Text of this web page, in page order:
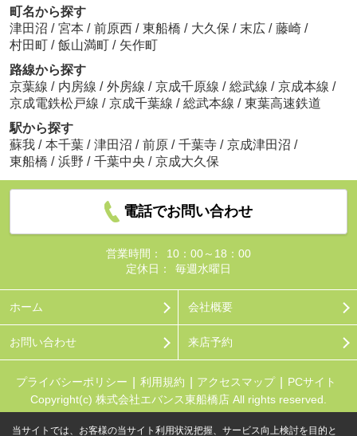
町名から探す
津田沼 / 宮本 / 前原西 / 東船橋 / 大久保 / 末広 / 藤崎 /
村田町 / 飯山満町 / 矢作町
路線から探す
京葉線 / 内房線 / 外房線 / 京成千原線 / 総武線 / 京成本線 /
京成電鉄松戸線 / 京成千葉線 / 総武本線 / 東葉高速鉄道
駅から探す
蘇我 / 本千葉 / 津田沼 / 前原 / 千葉寺 / 京成津田沼 /
東船橋 / 浜野 / 千葉中央 / 京成大久保
電話でお問い合わせ
営業時間：
10：00～18：00
定休日：
毎週水曜日
ホーム 会社概要
お問い合わせ 来店予約
プライバシーポリシー 利用規約 アクセスマップ
PCサイト
Copyright(c) 株式会社エバンス東船橋店 All rights reserved.
当サイトでは、お客様の当サイト利用状況把握、サービス向上検討を目的と